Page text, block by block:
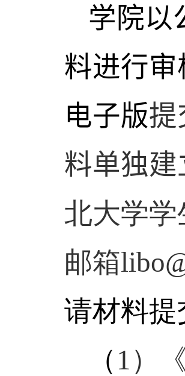
学院以
料进行
电子版提
料单独
北大学
邮箱
请材料
（ 1）